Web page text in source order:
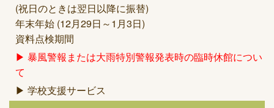
(祝日のときは翌日以降に振替)
年末年始 (12月29日～1月3日)
資料点検期間
▶ 暴風警報または大雨特別警報発表時の臨時休館につい
て
▶ 学校支援サービス